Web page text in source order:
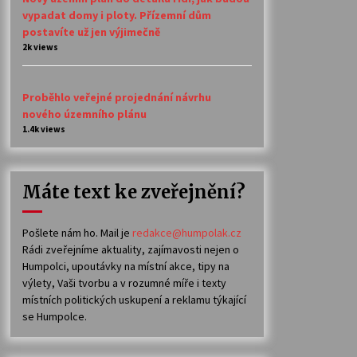
vypadat domy i ploty. Přízemní dům
postavíte už jen výjimečně
2k views
Proběhlo veřejné projednání návrhu
nového územního plánu
1.4k views
Máte text ke zveřejnění?
Pošlete nám ho. Mail je redakce@humpolak.cz
Rádi zveřejníme aktuality, zajímavosti nejen o
Humpolci, upoutávky na místní akce, tipy na
výlety, Vaši tvorbu a v rozumné míře i texty
místních politických uskupení a reklamu týkající
se Humpolce.